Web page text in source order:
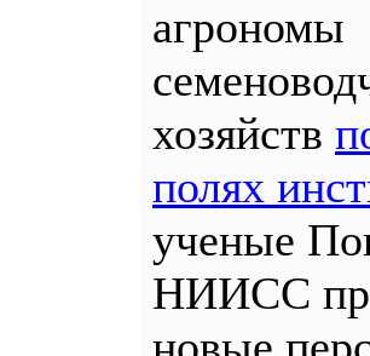
агрономы
хозяйств
полях
ученые
НИИСС